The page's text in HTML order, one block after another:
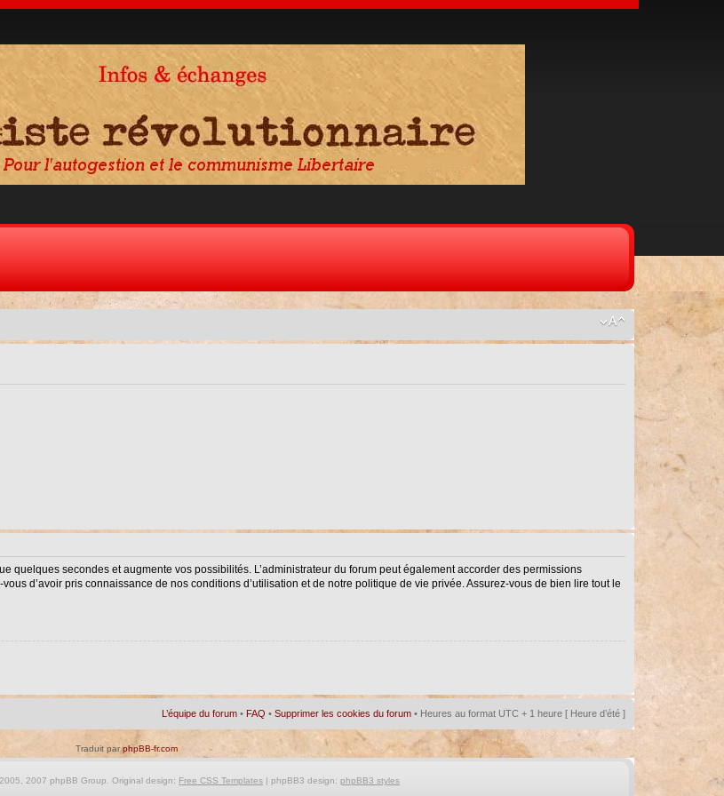
quelques secondes et augmente vos possibilités. L’administrateur du forum peut également accorder des permissions
d’avoir pris connaissance de nos conditions d’utilisation et de notre politique de vie privée. Assurez-vous de bien lire tout le
L’équipe du forum • FAQ •Supprimer les cookies du forum • Heures au format UTC + 1 heure [ Heure d’été ]
Traduit parphpBB-fr.com
2007 phpBB Group. Original design: Free CSS Templates| phpBB3 design: phpBB3 styles